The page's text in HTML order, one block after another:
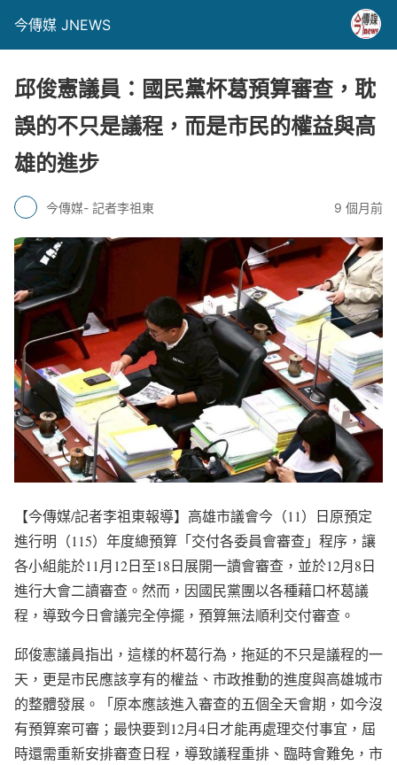
今傳媒 JNEWS
邱俊憲議員：國民黨杯葛預算審查，耽
誤的不只是議程，而是市民的權益與高
雄的進步
今傳媒- 記者李祖東 9 個月前
【今傳媒/記者李祖東報導】高雄市議會今（11）日原預定
進行明（115）年度總預算「交付各委員會審查」程序，讓
各小組能於11月12日至18日展開一讀會審查，並於12月8日
進行大會二讀審查。然而，因國民黨團以各種藉口杯葛議
程，導致今日會議完全停擺，預算無法順利交付審查。
邱俊憲議員指出，這樣的杯葛行為，拖延的不只是議程的一
天，更是市民應該享有的權益、市政推動的進度與高雄城市
的整體發展。「原本應該進入審查的五個全天會期，如今沒
有預算案可審；最快要到12月4日才能再處理交付事宜，屆
時還需重新安排審查日程，導致議程重排、臨時會難免，市